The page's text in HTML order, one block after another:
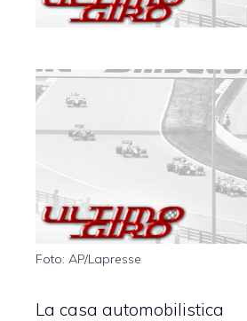
Foto: AP/Lapresse
La casa automobilistica